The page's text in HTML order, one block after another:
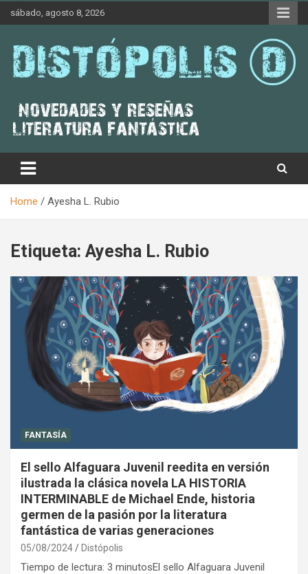
sábado, agosto 8, 2026
Distópolis
Home Ayesha L. Rubio
Etiqueta: Ayesha L. Rubio
FANTASÍA
El sello Alfaguara Juvenil reedita en versión
ilustrada la clásica novela LA HISTORIA
INTERMINABLE de Michael Ende, historia
germen de la pasión por la literatura
fantástica de varias generaciones
05/08/2024 Distópolis
Tiempo de lectura: 3 minutosEl sello Alfaguara Juvenil